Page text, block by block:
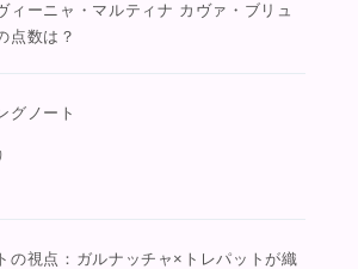
ィーニャ・マルティナ カヴァ・ブリュ
点数は？
グノート
の視点：ガルナッチャ×トレパットが織